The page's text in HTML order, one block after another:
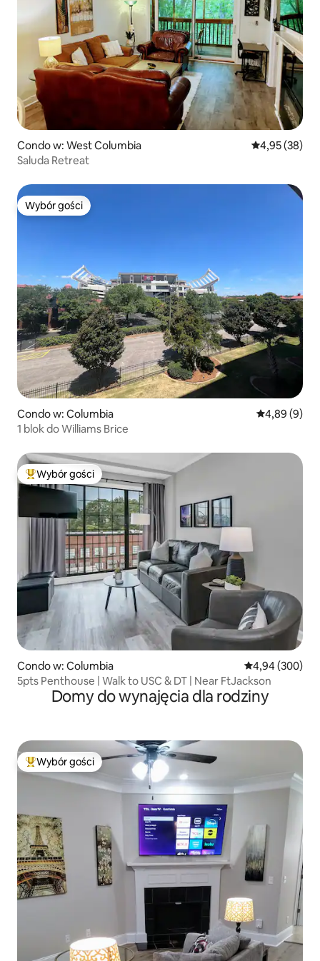
Condo w: West Columbia Średnia
4,95 (38)
Saluda Retreat
Wybór gości
Wybór gości
Condo w: Columbia Średnia
4,89 (9)
1 blok do Williams Brice
Najpopularniejsze z kategorii Wybór gości
Wybór gości
Condo w: Columbia Średnia
4,94 (300)
5pts Penthouse | Walk to USC & DT | Near FtJackson
Domy do wynajęcia dla rodziny
Najpopularniejsze z kategorii Wybór gości
Wybór gości